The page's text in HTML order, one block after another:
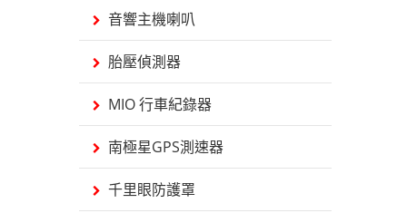
音響主機喇叭
胎壓偵測器
MIO 行車紀錄器
南極星GPS測速器
千里眼防護罩